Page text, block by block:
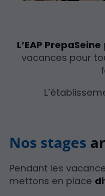
L’EAP PrepaSeine
vacances pour
Nos stages
Pendant les
mettons en place